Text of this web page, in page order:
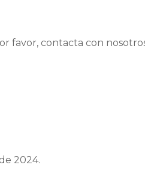
favor, contacta con
2024.